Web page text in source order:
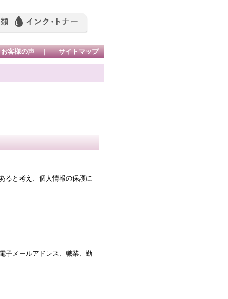
お客様の声 ｜ サイトマップ
ると考え、個人情報の保護に
子メールアドレス、職業、勤